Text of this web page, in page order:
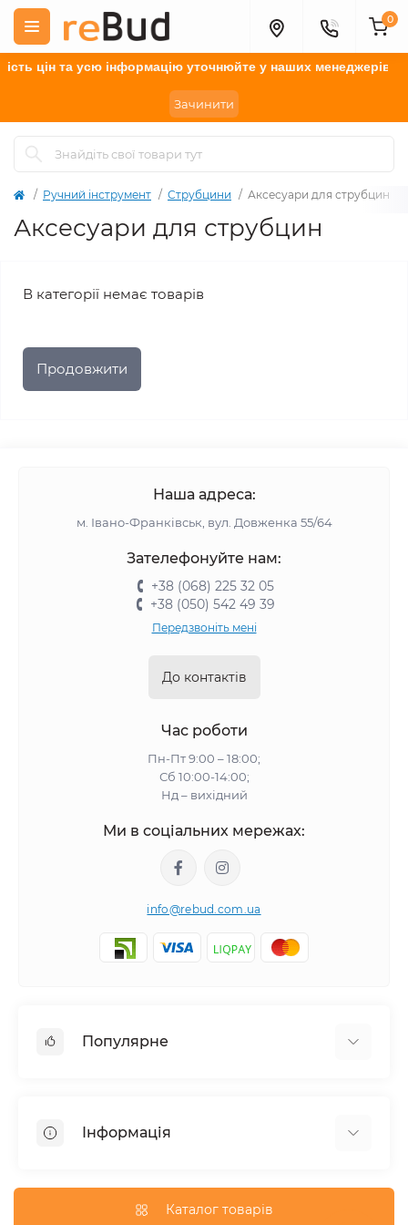
цін та усю інформацію уточнюйтеу наших менеджерів.
Зачинити
0
Ручний інструмент Струбцини Аксесуари для струбцин
Аксесуари для струбцин
В категорії немає товарів
Продовжити
Наша адреса:
м. Івано-Франківськ, вул. Довженка 55/64
Зателефонуйте нам:
+38 (068) 225 32 05
+38 (050) 542 49 39
Передзвоніть мені
До контактів
Час роботи
Пн-Пт 9:00 – 18:00;
Сб 10:00-14:00;
Нд – вихідний
Ми в соціальних мережах:
info@rebud.com.ua
Популярне
Гіпсокартонні системи
Паркани та огорожі
Інформація
Каталог товарів